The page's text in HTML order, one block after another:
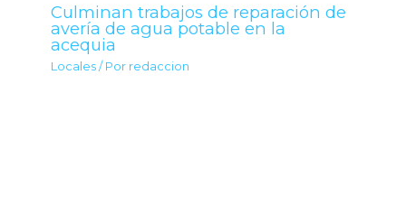
Culminan trabajos de reparación de
avería de agua potable en la
acequia
Locales / Por redaccion